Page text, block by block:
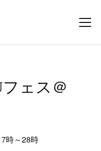
ェス＠
時～28時